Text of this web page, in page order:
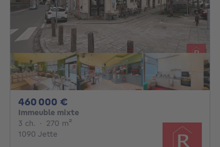
460 000 €
Immeuble mixte
3 ch. 3 chambres
· 270 m²
1090 Jette